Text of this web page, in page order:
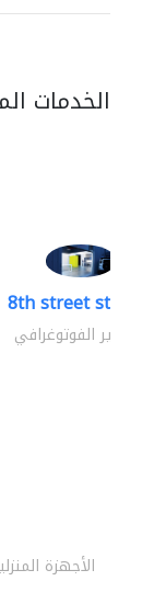
الخدمات
8th street studios
التصوير الفوتوغرافي
الأجهزة